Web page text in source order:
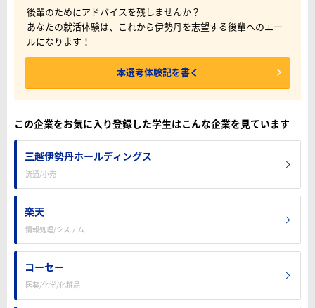
後輩のためにアドバイスを残しませんか？
あなたの就活体験は、これから伊勢丹を志望する後輩へのエー
ルになります！
本選考体験記を書く
この企業をお気に入り登録した学生はこんな企業を見ています
三越伊勢丹ホールディングス
流通/小売
楽天
情報処理/システム
コーセー
医薬/化学/化粧品